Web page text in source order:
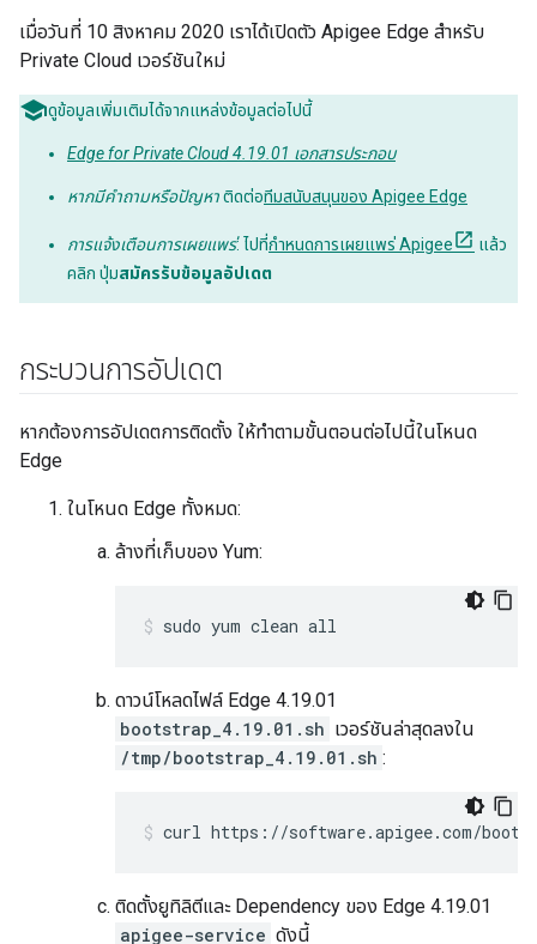
เมื่อวันที่ 10 สิงหาคม 2020 เราได้เปิดตัว Apigee Edge สำหรับ
Private Cloud เวอร์ชันใหม่
ดูข้อมูลเพิ่มเติมได้จากแหล่งข้อมูลต่อไปนี้
Edge for Private Cloud 4.19.01 เอกสารประกอบ
หากมีคำถามหรือปัญหาติดต่อทีมสนับสนุนของ Apigee Edge
การแจ้งเตือนการเผยแพร่: ไปที่กำหนดการเผยแพร่ Apigee
แล้ว
คลิก ปุ่มสมัครรับข้อมูลอัปเดต
กระบวนการอัปเดต
หากต้องการอัปเดตการติดตั้ง ให้ทำตามขั้นตอนต่อไปนี้ในโหนด
Edge
ในโหนด Edge ทั้งหมด:
ล้างที่เก็บของ Yum:
sudo yum clean all
ดาวน์โหลดไฟล์ Edge 4.19.01
bootstrap_4.19.01.sh เวอร์ชันล่าสุดลงใน
/tmp/bootstrap_4.19.01.sh :
curl https://software.apigee.com/
ติดตั้งยูทิลิตีและ Dependency ของ Edge 4.19.01
apigee-service ดังนี้